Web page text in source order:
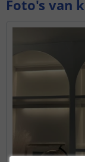
Foto's van